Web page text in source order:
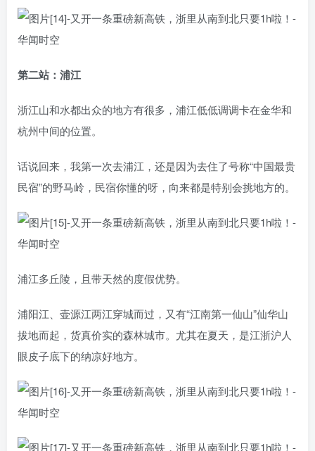
第二站：浦江
浙江山和水都出众的地方有很多，浦江低低调调卡在金华和
杭州中间的位置。
话说回来，我第一次去浦江，还是因为去住了号称“中国最贵
民宿”的野马岭，民宿你懂的呀，向来都是特别会挑地方的。
浦江多丘陵，且带天然的度假优势。
浦阳江、壶源江两江穿城而过，又有“江南第一仙山”仙华山
拔地而起，货真价实的森林城市。尤其在夏天，是江浙沪人
眼皮子底下的纳凉好地方。